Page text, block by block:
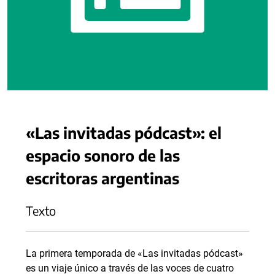
«Las invitadas pódcast»: el
espacio sonoro de las
escritoras argentinas
Texto
La primera temporada de «Las invitadas pódcast»
es un viaje único a través de las voces de cuatro